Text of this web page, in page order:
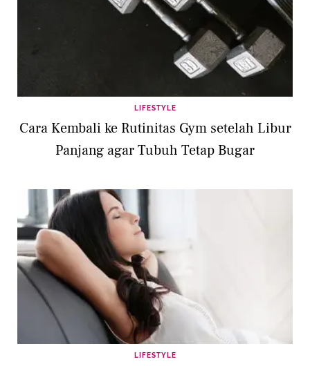
LIFESTYLE
Cara Kembali ke Rutinitas Gym setelah Libur
Panjang agar Tubuh Tetap Bugar
LIFESTYLE